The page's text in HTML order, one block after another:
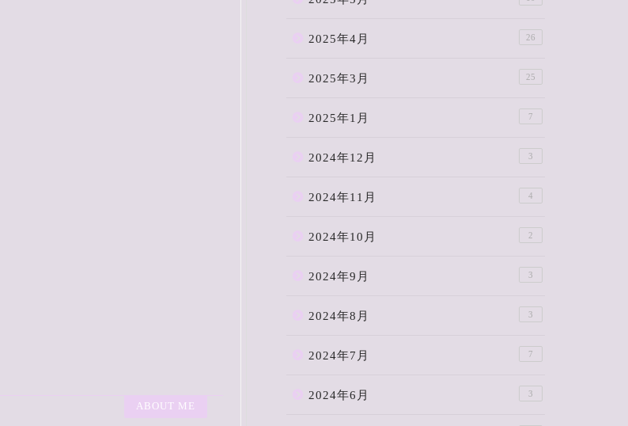
ABOUT ME
2025年4月 26
2025年3月 25
2025年1月 7
2024年12月 3
2024年11月 4
2024年10月 2
2024年9月 3
2024年8月 3
2024年7月 7
2024年6月 3